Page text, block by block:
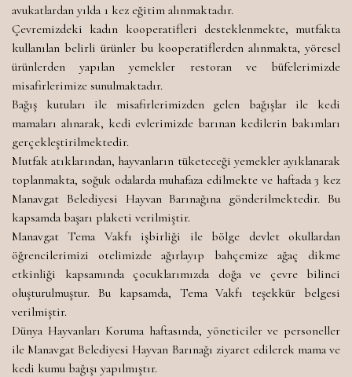
avukatlardan yılda 1 kez eğitim alınmaktadır.
Çevremizdeki kadın kooperatifleri desteklenmekte, mutfakta
kullanılan belirli ürünler bu kooperatiflerden alınmakta, yöresel
ürünlerden yapılan yemekler restoran ve büfelerimizde
misafirlerimize sunulmaktadır.
Bağış kutuları ile misafirlerimizden gelen bağışlar ile kedi
mamaları alınarak, kedi evlerimizde barınan kedilerin bakımları
gerçekleştirilmektedir.
Mutfak atıklarından, hayvanların tüketeceği yemekler ayıklanarak
toplanmakta, soğuk odalarda muhafaza edilmekte ve haftada 3 kez
Manavgat Belediyesi Hayvan Barınağına gönderilmektedir. Bu
kapsamda başarı plaketi verilmiştir.
Manavgat Tema Vakfı işbirliği ile bölge devlet okullardan
öğrencilerimizi otelimizde ağırlayıp bahçemize ağaç dikme
etkinliği kapsamında çocuklarımızda doğa ve çevre bilinci
oluşturulmuştur. Bu kapsamda, Tema Vakfı teşekkür belgesi
verilmiştir.
Dünya Hayvanları Koruma haftasında, yöneticiler ve personeller
ile Manavgat Belediyesi Hayvan Barınağı ziyaret edilerek mama ve
kedi kumu bağışı yapılmıştır.